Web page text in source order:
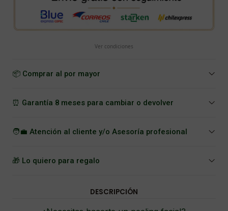
Ver condiciones
📦 Comprar al por mayor
⏰ Garantía 8 meses para cambiar o devolver
🧑‍💼 Atención al cliente y/o Asesoría profesional
🎁 Lo quiero para regalo
DESCRIPCIÓN